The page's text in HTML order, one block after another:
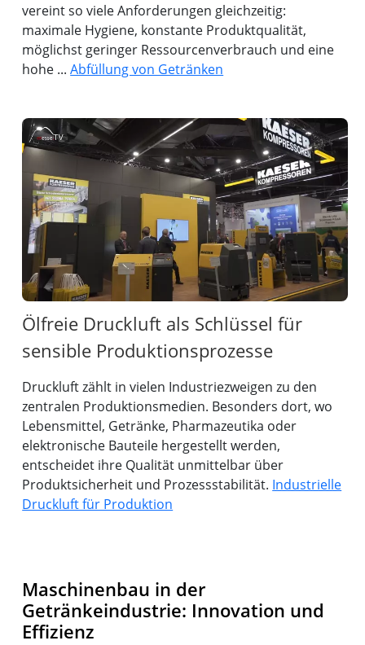
vereint so viele Anforderungen gleichzeitig:
maximale Hygiene, konstante Produktqualität,
möglichst geringer Ressourcenverbrauch und eine
hohe ...Abfüllung von Getränken
Ölfreie Druckluft als Schlüssel für
sensible Produktionsprozesse
Druckluft zählt in vielen Industriezweigen zu den
zentralen Produktionsmedien. Besonders dort, wo
Lebensmittel, Getränke, Pharmazeutika oder
elektronische Bauteile hergestellt werden,
entscheidet ihre Qualität unmittelbar über
Produktsicherheit und Prozessstabilität. Industrielle
Druckluft für Produktion
Maschinenbau in der
Getränkeindustrie: Innovation und
Effizienz